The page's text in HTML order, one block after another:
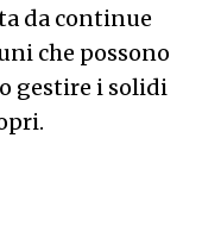
da continue
che possono
gestire i solidi